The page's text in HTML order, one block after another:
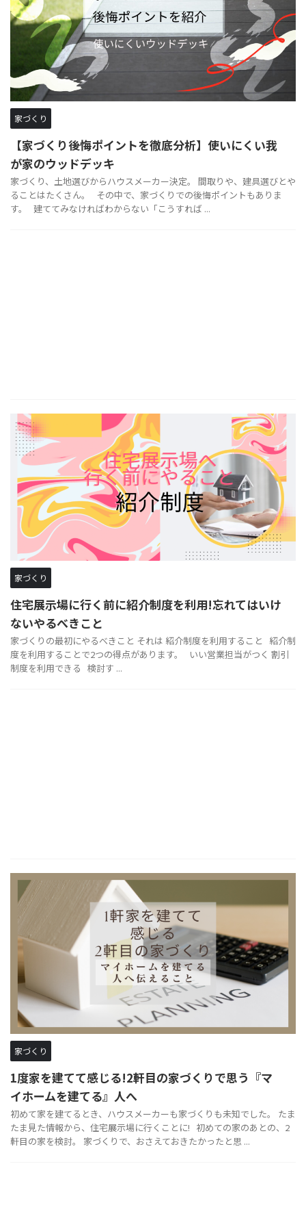
家づくり
【家づくり後悔ポイントを徹底分析】使いにくい我
が家のウッドデッキ
家づくり、土地選びからハウスメーカー決定。 間取りや、建具選びとや
ることはたくさん。 その中で、家づくりでの後悔ポイントもありま
す。 建ててみなければわからない「こうすれば ...
家づくり
住宅展示場に行く前に紹介制度を利用!忘れてはいけ
ないやるべきこと
家づくりの最初にやるべきこと それは 紹介制度を利用すること 紹介制
度を利用することで2つの得点があります。 いい営業担当がつく 割引
制度を利用できる 検討す ...
家づくり
1度家を建てて感じる!2軒目の家づくりで思う『マ
イホームを建てる』人へ
初めて家を建てるとき、ハウスメーカーも家づくりも未知でした。 たま
たま見た情報から、住宅展示場に行くことに! 初めての家のあとの、2
軒目の家を検討。 家づくりで、おさえておきたかったと思 ...